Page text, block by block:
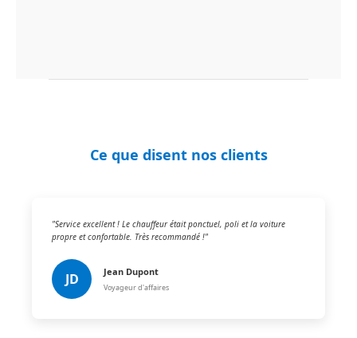
Ce que disent nos clients
"Service excellent ! Le chauffeur était ponctuel, poli et la voiture
propre et confortable. Très recommandé !"
JD Jean Dupont
Voyageur d'affaires